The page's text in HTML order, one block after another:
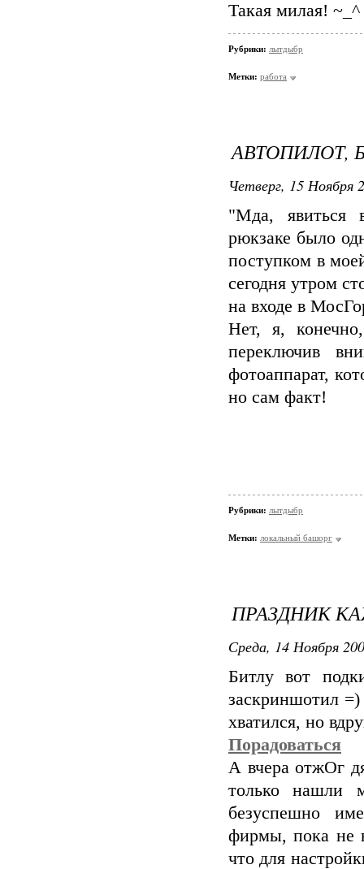
Такая милая! ~_^
Рубрики: лытдыбр
Метки: работа
АВТОПИЛОТ,
Четверг, 15 Ноября
"Мда,
рюкзаке было
поступком в
сегодня утром
на входе в
Нет, я,
переключив
фотоаппарат,
но сам факт!
Рубрики: лытдыбр
Метки: локальный башорг
ПРАЗДНИК
Среда, 14 Ноября
Битлу вот
заскриншотил
хватился, но
Порадоваться
А вчера отжОг
только нашли
безуспешно
фирмы, пока не
что для